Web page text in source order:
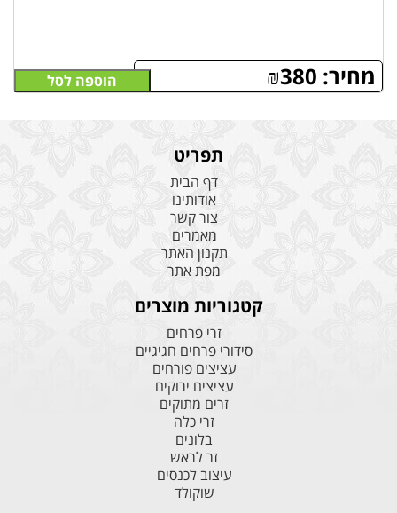
מחיר: ₪380 הוספה לסל
תפריט
דף הבית
אודותינו
צור קשר
מאמרים
תקנון האתר
מפת אתר
קטגוריות מוצרים
זרי פרחים
סידורי פרחים חגיגיים
עציצים פורחים
עציצים ירוקים
זרים מתוקים
זרי כלה
בלונים
זר לראש
עיצוב לכנסים
שוקולד